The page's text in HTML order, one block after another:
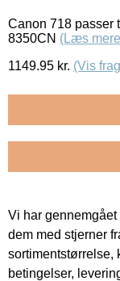
Canon 718 passer
8350CN (Læs
1149.95 kr. (Vis
Vi har
dem med stjerner
sortimentstørrelse,
betingelser,